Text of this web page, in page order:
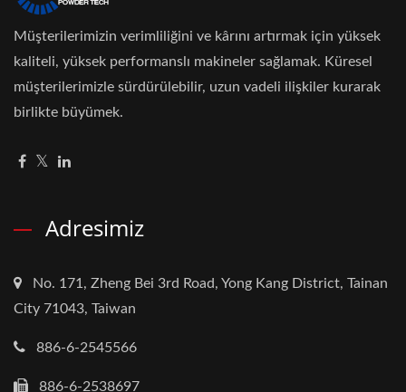
Müşterilerimizin verimliliğini ve kârını artırmak için yüksek
kaliteli, yüksek performanslı makineler sağlamak. Küresel
müşterilerimizle sürdürülebilir, uzun vadeli ilişkiler kurarak
birlikte büyümek.
Adresimiz
No. 171, Zheng Bei 3rd Road, Yong Kang District, Tainan
City 71043, Taiwan
886-6-2545566
886-6-2538697